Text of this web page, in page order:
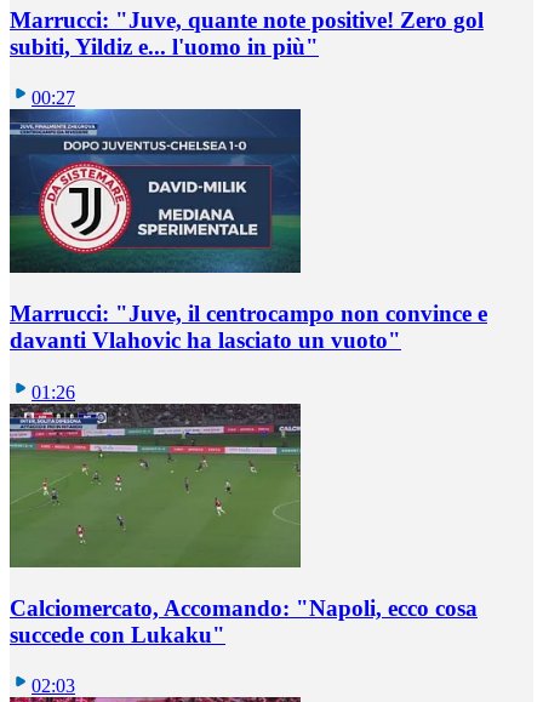
Marrucci: "Juve, quante note positive! Zero gol
subiti, Yildiz e... l'uomo in più"
00:27
Marrucci: "Juve, il centrocampo non convince e
davanti Vlahovic ha lasciato un vuoto"
01:26
Calciomercato, Accomando: "Napoli, ecco cosa
succede con Lukaku"
02:03